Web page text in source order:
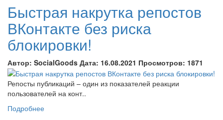
Быстрая накрутка репостов
ВКонтакте без риска
блокировки!
Автор: SocialGoods Дата: 16.08.2021 Просмотров: 1871
Репосты публикаций – один из показателей реакции
пользователей на конт..
Подробнее